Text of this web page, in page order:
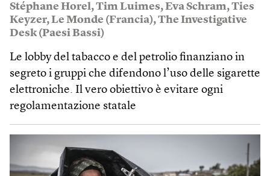
Stéphane Horel,Tim Luimes,Eva Schram,Ties
Keyzer,Le Monde (Francia), The Investigative
Desk (Paesi Bassi)
Le lobby del tabacco e del petrolio finanziano in
segreto i gruppi che difendono l’uso delle sigarette
elettroniche. Il vero obiettivo è evitare ogni
regolamentazione statale